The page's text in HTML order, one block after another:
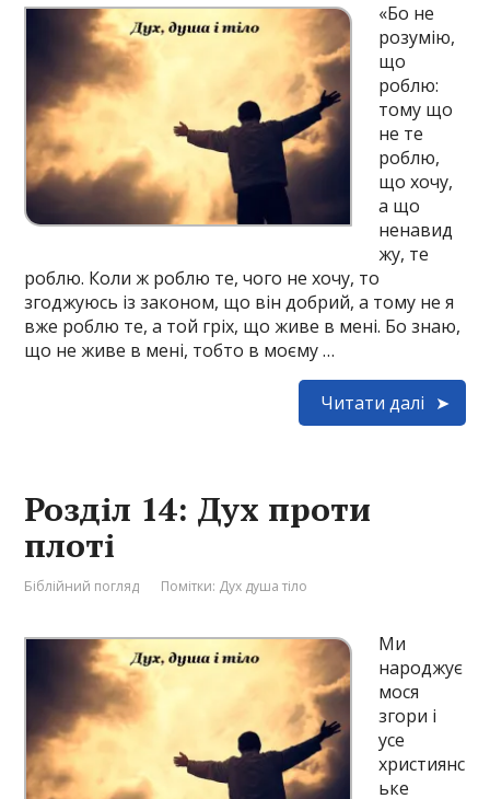
«Бо не
розумію,
що
роблю:
тому що
не те
роблю,
що хочу,
а що
ненавид
жу, те
роблю. Коли ж роблю те, чого не хочу, то
згоджуюсь із законом, що він добрий, а тому не я
вже роблю те, а той гріх, що живе в мені. Бо знаю,
що не живе в мені, тобто в моєму …
Читати далі
Розділ 14: Дух проти
плоті
Біблійний погляд Помітки: Дух душа тіло
Ми
народжує
мося
згори і
усе
християнс
ьке